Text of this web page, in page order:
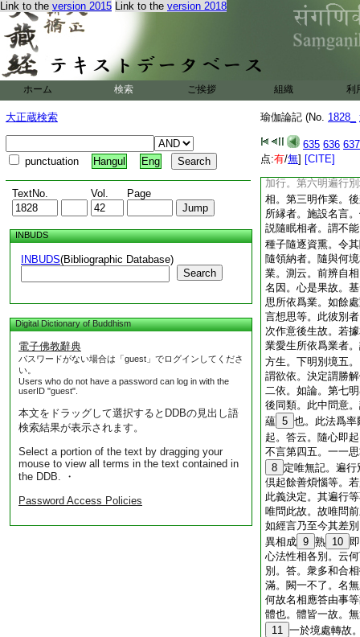
Link to the version 2015 Link to the version 2018
ホーム 検索 ご挨拶 組織 利
大正蔵検索
punctuation Hangul Eng
TextNo. Vol. Page
INBUDS
INBUDS(Bibliographic Database)
Search
Digital Dictionary of Buddhism
電子佛教辭典
パスワードがない場合は「guest」でログインしてくださ
い。
Users who do not have a password can log in with the
userID "guest".
本文をドラッグして選択するとDDBの見出し語
検索結果が表示されます。
Select a portion of the text by dragging your
mouse to view all terms in the text contained in
the DDB. ・
Password Access Policies
瑜伽論記 (No. 1828_
635 636 637
点:有/無] [CITE]
喜樂者。煖等善根
聖道出離方便。欲
得聖道者。正障所
業亦名業纒者。謂
樂著事業。二於三
四邪願業。此即爲
有六。泰云。一出
家生喜心樂。三於
便。故於聖道不立
出離及喜樂此是出
加行。第六明遍行
相。第三明作業。
所縁者。施設名言
説隨眠相者。謂不
種子隨逐資熏。令
隨領納者。隨與何
業。測云。前辨自
名因。心是果故。
思所依爲業。如餘
言想思等。此彼別
次作意後生故。若
業愛生所依爲業者
方生。下明別境五
謂欲依。決定謂勝
二依。如論。第七
後同類。此中問意
蘊 5 也。此法爲率
起。答云。隨心即
不言第四五。一一
8 定唯無記。遍
倶起餘善煩惱等。
此義決定。其遍行
唯問此故。故唯問
如經言乃至今其差
異相成 9 熟 10
心法性相各別。云
別。答。衆多和合
滿。闕一不了。名
何故名相應答由事
體也。體皆一故。
11 一於境處轉故